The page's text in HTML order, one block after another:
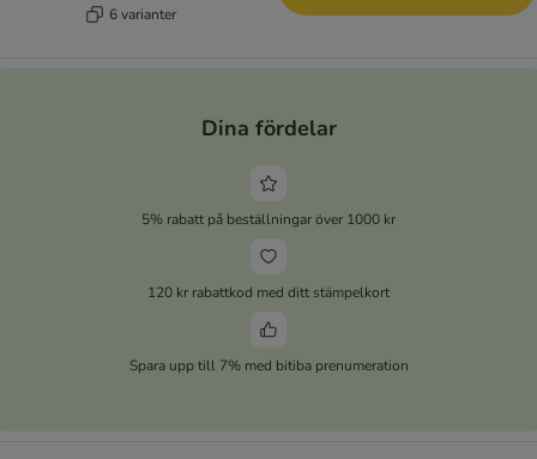
6 varianter
Dina fördelar
5% rabatt på beställningar över 1000 kr
120 kr rabattkod med ditt stämpelkort
Spara upp till 7% med bitiba prenumeration